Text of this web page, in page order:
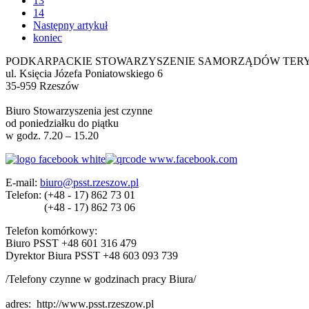
14
Następny artykuł
koniec
PODKARPACKIE STOWARZYSZENIE SAMORZĄDÓW
ul. Księcia Józefa Poniatowskiego 6
35-959 Rzeszów
Biuro Stowarzyszenia jest czynne
od poniedziałku do piątku
w godz. 7.20 – 15.20
E-mail: biuro@psst.rzeszow.pl
Telefon: (+48 - 17) 862 73 01
(+48 - 17) 862 73 06
Telefon komórkowy:
Biuro PSST +48 601 316 479
Dyrektor Biura PSST +48 603 093 739
/Telefony czynne w godzinach pracy Biura/
adres: http://www.psst.rzeszow.pl